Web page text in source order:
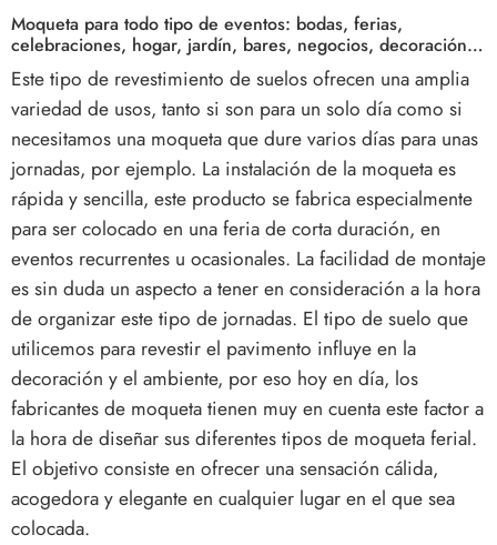
Moqueta para todo tipo de eventos: bodas, ferias,
celebraciones, hogar, jardín, bares, negocios, decoración…
Este tipo de revestimiento de suelos ofrecen una amplia
variedad de usos, tanto si son para un solo día como si
necesitamos una moqueta que dure varios días para unas
jornadas, por ejemplo. La instalación de la moqueta es
rápida y sencilla, este producto se fabrica especialmente
para ser colocado en una feria de corta duración, en
eventos recurrentes u ocasionales. La facilidad de montaje
es sin duda un aspecto a tener en consideración a la hora
de organizar este tipo de jornadas. El tipo de suelo que
utilicemos para revestir el pavimento influye en la
decoración y el ambiente, por eso hoy en día, los
fabricantes de moqueta tienen muy en cuenta este factor a
la hora de diseñar sus diferentes tipos de moqueta ferial.
El objetivo consiste en ofrecer una sensación cálida,
acogedora y elegante en cualquier lugar en el que sea
colocada.